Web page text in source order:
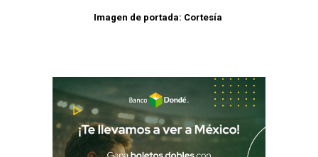
Imagen de portada: Cortesía